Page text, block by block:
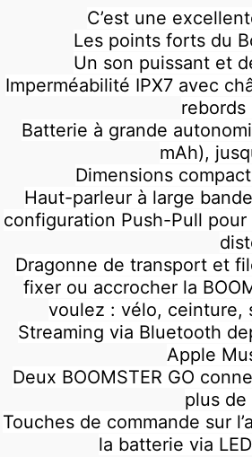
C’est une
Les points forts du
Un son puissant et
Imperméabilité IPX7 avec
rebords
Batterie à grande
mAh),
Dimensions
Haut-parleur à large
configuration Push-Pull
Dragonne de transport et
fixer ou accrocher la
voulez : vélo, ceinture,
Streaming via Bluetooth
Apple
Deux BOOMSTER GO
plus de
Touches de commande sur
la batterie via